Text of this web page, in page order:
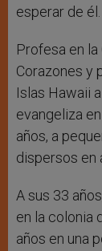
esperar de él.
Profesa en
Corazones y
Islas Hawaii
evangeliza
años, a
dispersos en
A sus 33
en la colonia
años en una